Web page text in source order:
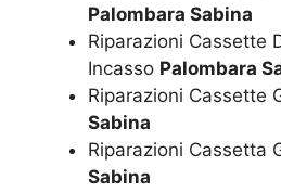
Palombara Sabina
Riparazioni Cassette
Incasso Palombara
Riparazioni Cassette
Sabina
Riparazioni Cassetta
Sabina